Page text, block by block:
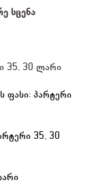
სცენა
35, 30 ლარი
ფასი: პარტერი
35, 30